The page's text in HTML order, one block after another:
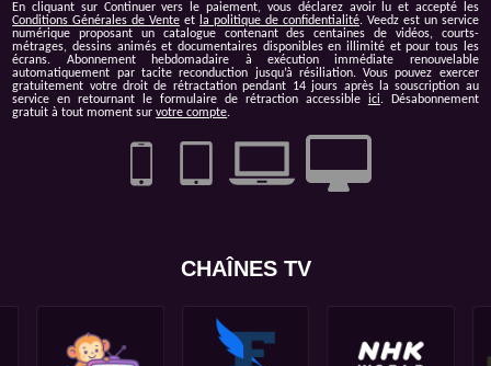
En cliquant sur Continuer vers le paiement, vous déclarez avoir lu et accepté les
Conditions Générales de Vente et la politique de confidentialité. Veedz est un service
numérique proposant un catalogue contenant des centaines de vidéos, courts-
métrages, dessins animés et documentaires disponibles en illimité et pour tous les
écrans. Abonnement hebdomadaire à exécution immédiate renouvelable
automatiquement par tacite reconduction jusqu’à résiliation. Vous pouvez exercer
gratuitement votre droit de rétractation pendant 14 jours après la souscription au
service en retournant le formulaire de rétraction accessible ici. Désabonnement
gratuit à tout moment survotre compte.
CHAÎNES TV